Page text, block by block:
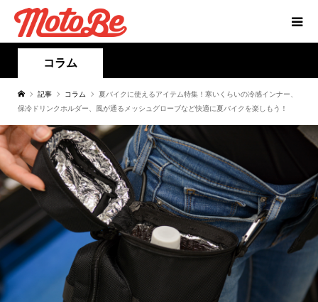
コラム
記事 コラム
夏バイクに使えるアイテム特集！寒いくらいの冷感インナー、
保冷ドリンクホルダー、風が通るメッシュグローブなど快適に夏バイクを楽しもう！